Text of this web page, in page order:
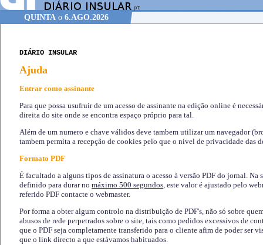
QUINTAo 6.AGO.2026
DIÁRIO INSULAR
Ajuda
Entrar como assinante
Para que possa usufruir de um acesso de assinante na edição online é
direita do site onde se encontra espaço próprio para tal.
Além de um numero e chave válidos deve tambem utilizar um navegador
tambem permita a recepção de cookies pelo que o nível de privacidade das
Formato PDF
É facultado a alguns tipos de assinatura o acesso à versão PDF do jornal. Na
definido para durar no máximo 500 segundos, este valor é ajustado pelo
referido PDF contacte o webmaster.
Por forma a obter algum controlo na distribuição de PDF's, não só sobre
abusos de rede perpetrados sobre o site, tais como pedidos excessivos de
que o PDF seja completamente transferido para o cliente afim de poder ser
que o link directo a que estávamos habituados.